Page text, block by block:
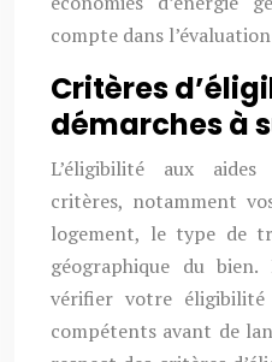
compte dans
Critères
démarches à
L’éligibilité aux
critères, notamment
logement, le type de
géographique du
vérifier votre éligibilité
compétents avant de